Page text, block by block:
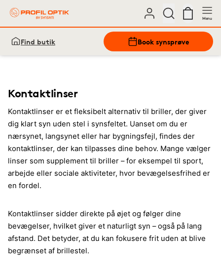
Menu
Find butik Book synsprøve
Kontaktlinser
Kontaktlinser er et fleksibelt alternativ til briller, der giver
dig klart syn uden stel i synsfeltet. Uanset om du er
nærsynet, langsynet eller har bygningsfejl, findes der
kontaktlinser, der kan tilpasses dine behov. Mange vælger
linser som supplement til briller – for eksempel til sport,
arbejde eller sociale aktiviteter, hvor bevægelsesfrihed er
en fordel.
Kontaktlinser sidder direkte på øjet og følger dine
bevægelser, hvilket giver et naturligt syn – også på lang
afstand. Det betyder, at du kan fokusere frit uden at blive
begrænset af brillestel.